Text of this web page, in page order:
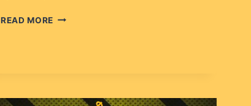
READ MORE ФАК